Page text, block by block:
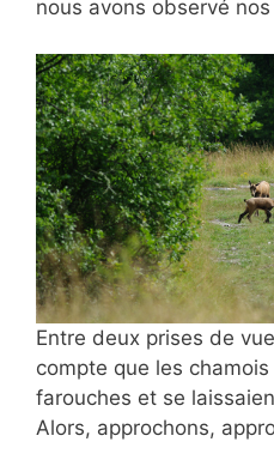
nous avons observé
Entre deux prises de
compte que les
farouches et se
Alors, approchons,